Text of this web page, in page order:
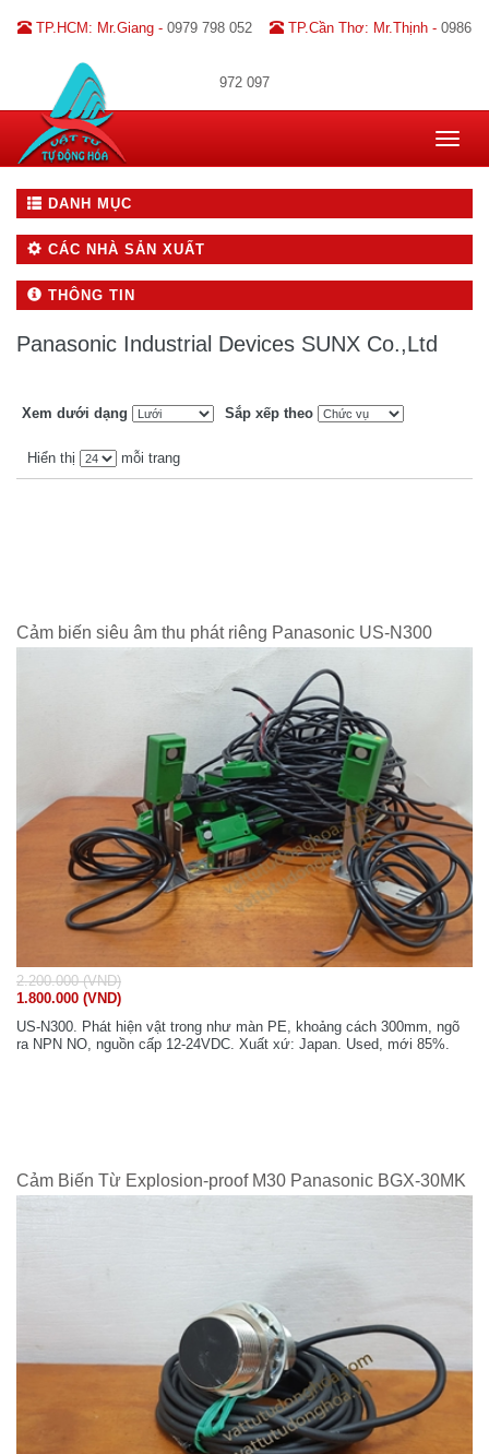
TP.HCM: Mr.Giang - 0979 798 052 TP.Cần Thơ: Mr.Thịnh - 0986
972 097
Toggle
DANH MỤC
CÁC NHÀ SẢN XUẤT
THÔNG TIN
Panasonic Industrial Devices SUNX Co.,Ltd
Xem dưới dạng Sắp xếp theo
Hiển thị mỗi trang
Cảm biến siêu âm thu phát riêng Panasonic US-N300
2.200.000 (VND)
1.800.000 (VND)
US-N300. Phát hiện vật trong như màn PE, khoảng cách 300mm, ngõ
ra NPN NO, nguồn cấp 12-24VDC. Xuất xứ: Japan. Used, mới 85%.
Cảm Biến Từ Explosion-proof M30 Panasonic BGX-30MK